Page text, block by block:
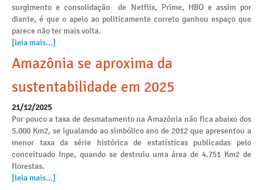
surgimento e consolidação de Netflix, Prime, HBO e assim por
diante, é que o apelo ao politicamente correto ganhou espaço que
parece não ter mais volta.
[leia mais...]
Amazônia se aproxima da
sustentabilidade em 2025
21/12/2025
Por pouco a taxa de desmatamento na Amazônia não fica abaixo dos
5.000 Km2, se igualando ao simbólico ano de 2012 que apresentou a
menor taxa da série histórica de estatísticas publicadas pelo
conceituado Inpe, quando se destruiu uma área de 4.751 Km2 de
florestas.
[leia mais...]